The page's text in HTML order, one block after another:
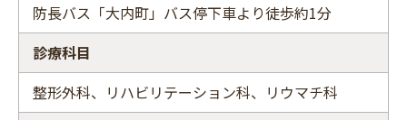
防長バス「大内町」バス停下車より徒歩約1分
診療科目
整形外科、リハビリテーション科、リウマチ科